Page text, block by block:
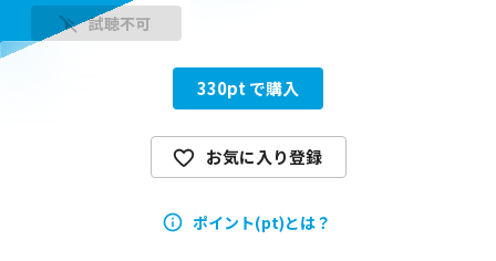
試聴不可
330pt で購入
お気に入り登録
ポイント(pt)とは？